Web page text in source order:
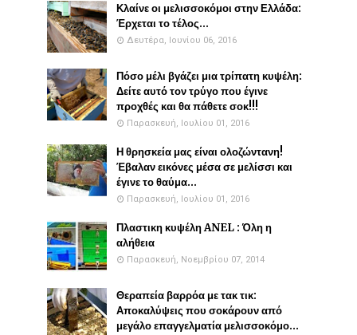
Κλαίνε οι μελισσοκόμοι στην Ελλάδα:
Έρχεται το τέλος...
Δευτέρα, Ιουνίου 06, 2016
Πόσο μέλι βγάζει μια τρίπατη κυψέλη:
Δείτε αυτό τον τρύγο που έγινε
προχθές και θα πάθετε σοκ!!!
Παρασκευή, Ιουλίου 01, 2016
Η θρησκεία μας είναι ολοζώντανη!
Έβαλαν εικόνες μέσα σε μελίσσι και
έγινε το θαύμα...
Παρασκευή, Ιουλίου 01, 2016
Πλαστικη κυψέλη ANEL : Όλη η
αλήθεια
Παρασκευή, Νοεμβρίου 07, 2014
Θεραπεία βαρρόα με τακ τικ:
Αποκαλύψεις που σοκάρουν από
μεγάλο επαγγελματία μελισσοκόμο...